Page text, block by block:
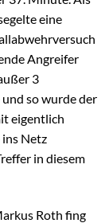
eine
Angreifer
3
so wurde der
eigentlich
Netz
in diesem
Roth fing